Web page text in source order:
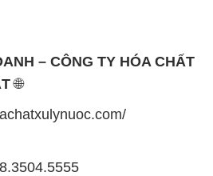
– CÔNG TY HÓA CHẤT
🌐